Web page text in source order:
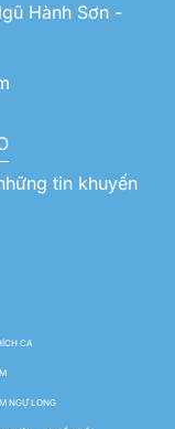
Hành Sơn -
tin khuyến
CA
NGỰ LONG